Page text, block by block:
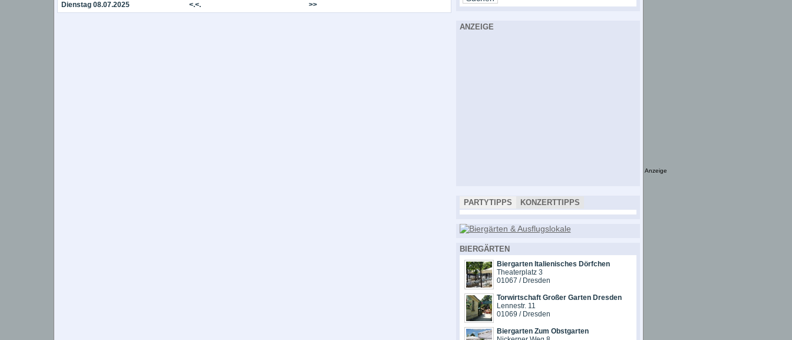
Dienstag 08.07.2025 <.<. >>
ANZEIGE
PARTYTIPPS KONZERTTIPPS
BIERGÄRTEN
Biergarten Italienisches Dörfchen
Theaterplatz 3
01067 / Dresden
Torwirtschaft Großer Garten Dresden
Lennestr. 11
01069 / Dresden
Biergarten Zum Obstgarten
Anzeige